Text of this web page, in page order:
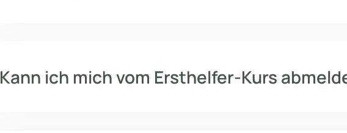
Kann ich mich vom Ersthelfer-Kurs